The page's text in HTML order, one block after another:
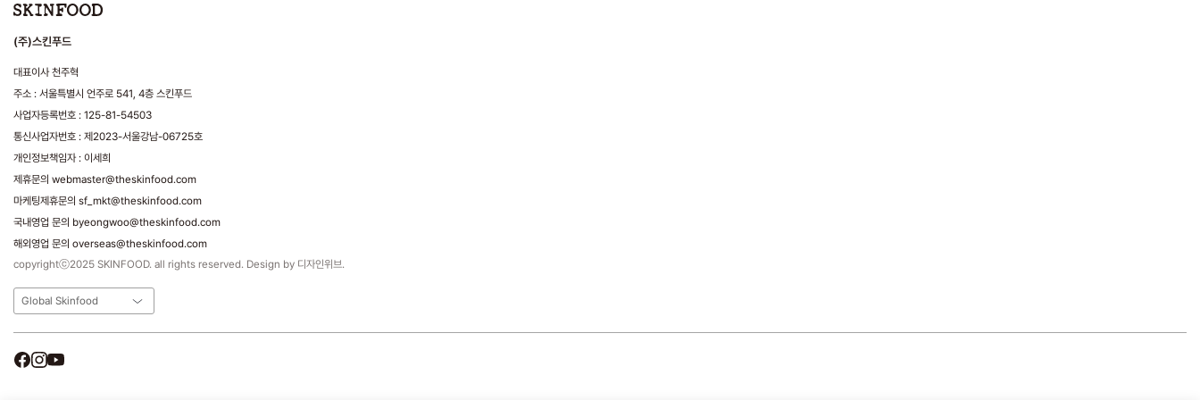
(주)스킨푸드
대표이사 천주혁
주소 : 서울특별시 언주로 541, 4층 스킨푸드
사업자등록번호 : 125-81-54503
통신사업자번호 : 제2023-서울강남-06725호
개인정보책임자 : 이세희
제휴문의 webmaster@theskinfood.com
마케팅제휴문의 sf_mkt@theskinfood.com
국내영업 문의 byeongwoo@theskinfood.com
해외영업 문의 overseas@theskinfood.com
copyrightⓒ2025 SKINFOOD. all rights reserved. Design by 디자인위브.
Global Skinfood